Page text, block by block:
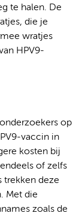
te halen. De
die je
wratjes
HPV9-
op
vaccin in
kosten bij
of zelfs
trekken deze
Met die
zoals de